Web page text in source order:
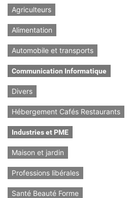
Agriculteurs
Alimentation
Automobile et transports
Communication Informatique
Divers
Hébergement Cafés Restaurants
Industries et PME
Maison et jardin
Professions libérales
Santé Beauté Forme